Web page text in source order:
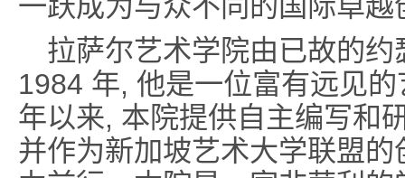
拉萨尔艺术学院由已故的
1984 年, 他是一位富有远见
年以来, 本院提供自主编写和
并作为新加坡艺术大学联盟